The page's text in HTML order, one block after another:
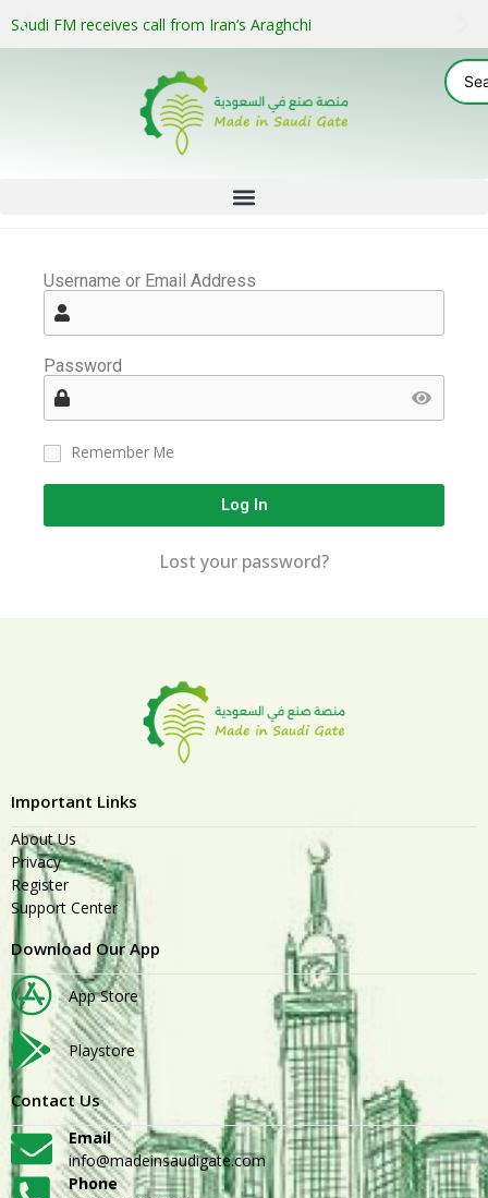
Saudi FM receives call from Iran’s Araghchi
Username or Email Address
Password
Remember Me
Log In
Lost your password?
Important Links
About Us
Privacy
Register
Support Center
Download Our App
App Store
Playstore
Contact Us
Email
info@madeinsaudigate.com
Phone